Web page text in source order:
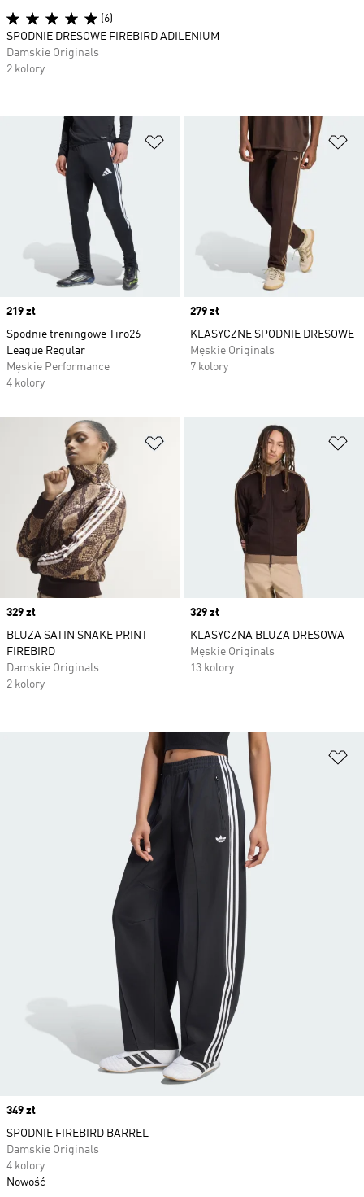
Dodaj do listy życzeń
Price
219 zł
Spodnie treningowe Tiro26
League Regular
Męskie Performance
4 kolory
Price
279 zł
KLASYCZNE SPODNIE DRESOWE
Męskie Originals
7 kolory
Dodaj do listy życzeń
Price
329 zł
BLUZA SATIN SNAKE PRINT
FIREBIRD
Damskie Originals
2 kolory
Price
329 zł
KLASYCZNA BLUZA DRESOWA
Męskie Originals
13 kolory
(6)
SPODNIE DRESOWE FIREBIRD ADILENIUM
Damskie Originals
2 kolory
Price
349 zł
SPODNIE FIREBIRD BARREL
Damskie Originals
4 kolory
Nowość